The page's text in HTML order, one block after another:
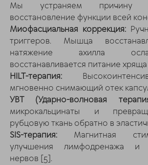
Мы устраняем причину
восстановление функции всей
Миофасциальная коррекция:
триггеров. Мышца
натяжение ахилла
восстанавливается питание хряща
HILT-терапия:
мгновенно снимающий отек
УВТ (Ударно-волновая
микрокальцинаты и
рубцовую ткань обратно в
SIS-терапия: Магнитная
улучшения лимфодренажа и
нервов [5].